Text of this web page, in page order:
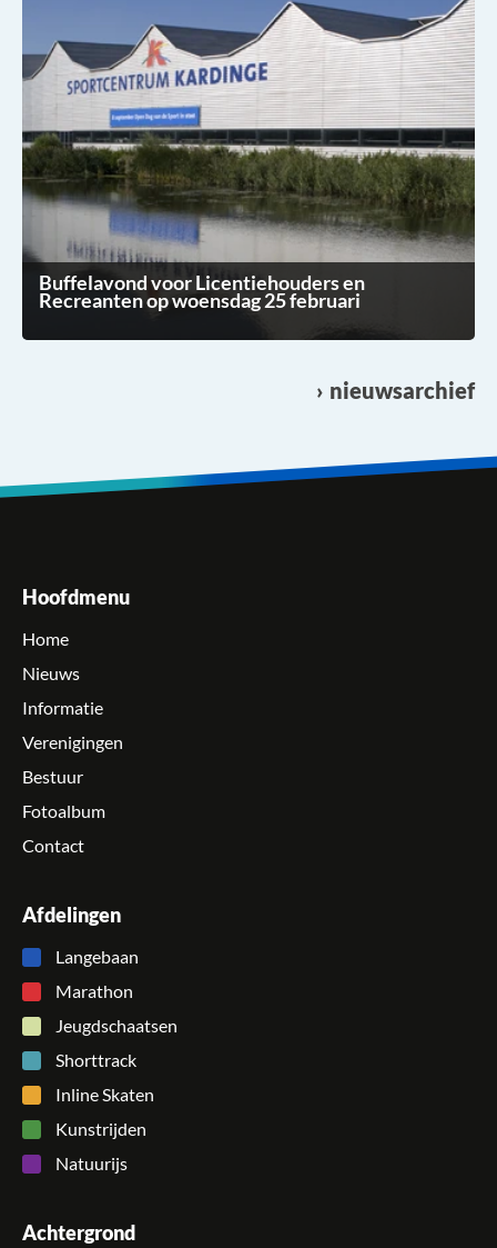
Buffelavond voor Licentiehouders en
Recreanten op woensdag 25 februari
nieuwsarchief
Hoofdmenu
Home
Nieuws
Informatie
Verenigingen
Bestuur
Fotoalbum
Contact
Afdelingen
Langebaan
Marathon
Jeugdschaatsen
Shorttrack
Inline Skaten
Kunstrijden
Natuurijs
Achtergrond